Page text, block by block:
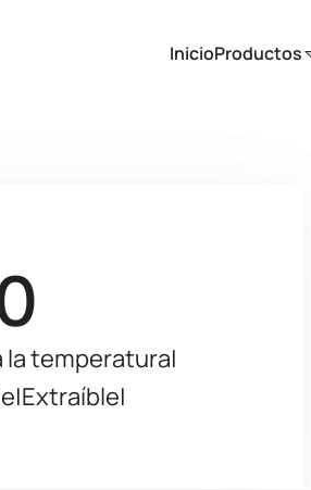
InicioProductos
la temperatura|
|Extraíble|